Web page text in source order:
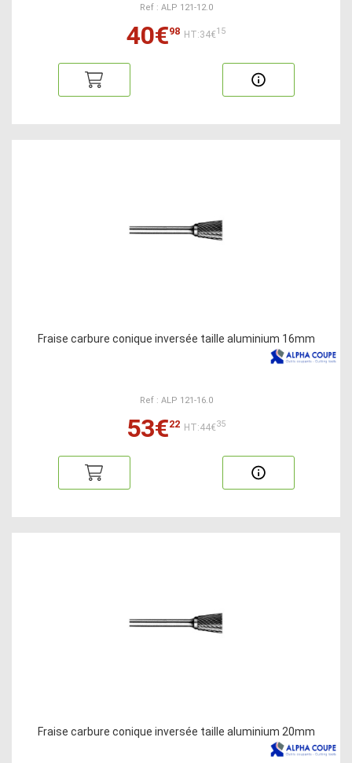
Ref : ALP 121-12.0
40€98 HT:34€15
Fraise carbure conique inversée taille aluminium 16mm
Ref : ALP 121-16.0
53€22 HT:44€35
Fraise carbure conique inversée taille aluminium 20mm